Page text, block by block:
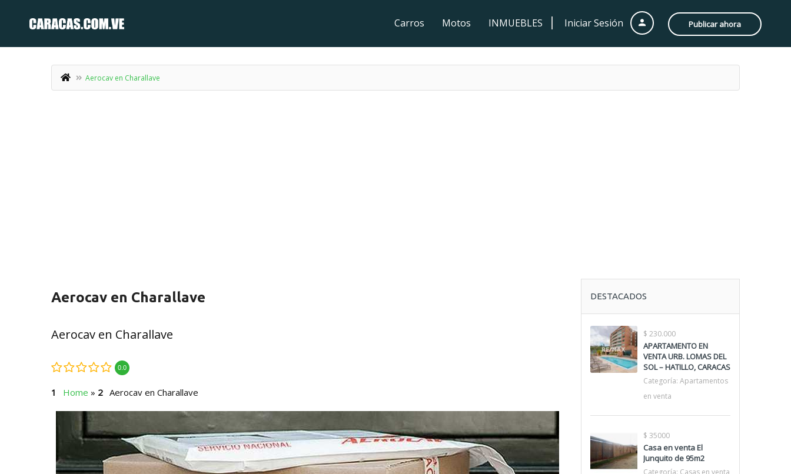
Iniciar Sesión Publicar ahora
Carros Motos INMUEBLES
Aerocav en Charallave
Aerocav en Charallave
Aerocav en Charallave
0.0
Home » Aerocav en Charallave
DESTACADOS
$ 230.000
APARTAMENTO EN
VENTA URB. LOMAS DEL
SOL – HATILLO, CARACAS
Categoría: Apartamentos
en venta
$ 35000
Casa en venta El
Junquito de 95m2
Categoría: Casas en venta